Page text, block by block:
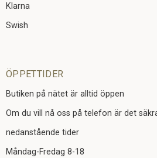
Klarna
Swish
ÖPPETTIDER
Butiken på nätet är alltid öppen
Om du vill nå oss på telefon är det
nedanstående tider
Måndag-Fredag 8-18